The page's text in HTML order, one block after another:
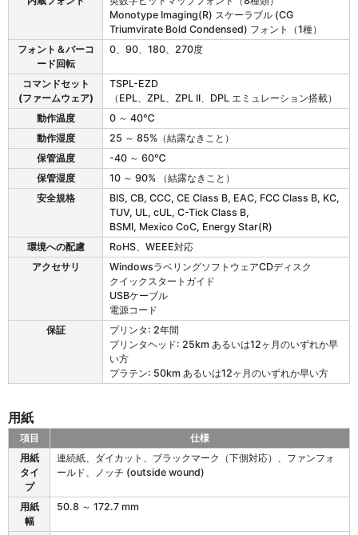
Monotype Imaging(R) スケーラブル (CG
Triumvirate Bold Condensed) フォント（1種）
フォント＆バーコ
ード回転
0、90、180、270度
コマンドセット
(ファームウェア)
TSPL-EZD
（EPL、ZPL、ZPL II、DPL エミュレーション搭載）
動作温度
0 ～ 40℃
動作湿度
25 ～ 85%（結露なきこと）
保管温度
-40 ～ 60℃
保管湿度
10 ～ 90% （結露なきこと）
安全規格
BIS, CB, CCC, CE Class B, EAC, FCC Class B, KC,
TUV, UL, cUL, C-Tick Class B,
BSMI, Mexico CoC, Energy Star(R)
環境への配慮
RoHS、WEEE対応
アクセサリ
WindowsラベリングソフトウェアCDディスク
クイックスタートガイド
USBケーブル
電源コード
保証
プリンタ: 2年間
プリンタヘッド: 25km あるいは12ヶ月のいずれか早
い方
プラテン: 50km あるいは12ヶ月のいずれか早い方
用紙
6
項目
仕様
用紙
タイ
プ
連続紙、ダイカット、ブラックマーク（下側対応）、ファンフォ
ールド、ノッチ (outside wound)
用紙
幅
50.8 ～ 172.7 mm